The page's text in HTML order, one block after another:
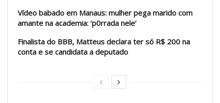
Vídeo babado em Manaus: mulher pega marido com
amante na academia: ‘p0rrada nele’
Finalista do BBB, Matteus declara ter só R$ 200 na
conta e se candidata a deputado